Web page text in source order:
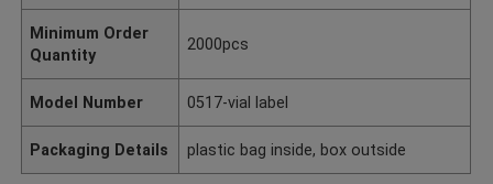
Minimum Order
Quantity
2000pcs
Model Number 0517-vial label
Packaging Details plastic bag inside, box outside